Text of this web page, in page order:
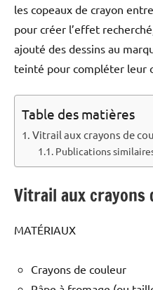
les copeaux de crayon
pour créer l’effet
ajouté des dessins au
teinté pour compléter leur
Table des matières
Vitrail aux crayons de
Publications
Vitrail aux crayons
MATÉRIAUX
Crayons de couleur